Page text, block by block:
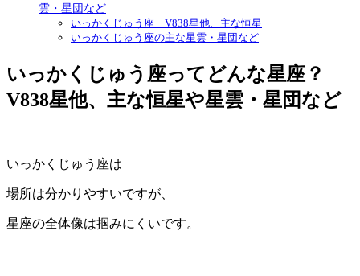
雲・星団など
いっかくじゅう座 V838星他、主な恒星
いっかくじゅう座の主な星雲・星団など
いっかくじゅう座ってどんな星座？
V838星他、主な恒星や星雲・星団など
いっかくじゅう座は
場所は分かりやすいですが、
星座の全体像は掴みにくいです。